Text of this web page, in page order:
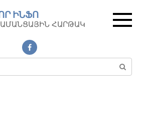
ԻՆՖՈ
ՀԱՐԹԱԿ